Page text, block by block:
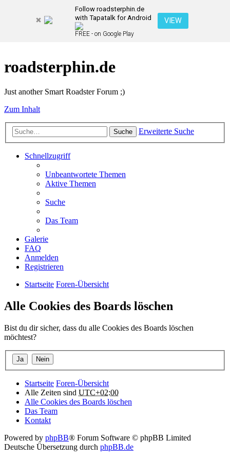
Follow roadsterphin.de
with Tapatalk for Android
FREE - on Google Play
VIEW
roadsterphin.de
Just another Smart Roadster Forum ;)
Zum Inhalt
Suche Erweiterte Suche
Schnellzugriff
Unbeantwortete Themen
Aktive Themen
Suche
Das Team
Galerie
FAQ
Anmelden
Registrieren
Startseite Foren-Übersicht
Alle Cookies des Boards löschen
Bist du dir sicher, dass du alle Cookies des Boards löschen
möchtest?
Startseite Foren-Übersicht
Alle Zeiten sind UTC+02:00
Alle Cookies des Boards löschen
Das Team
Kontakt
Powered by phpBB® Forum Software © phpBB Limited
Deutsche Übersetzung durch phpBB.de